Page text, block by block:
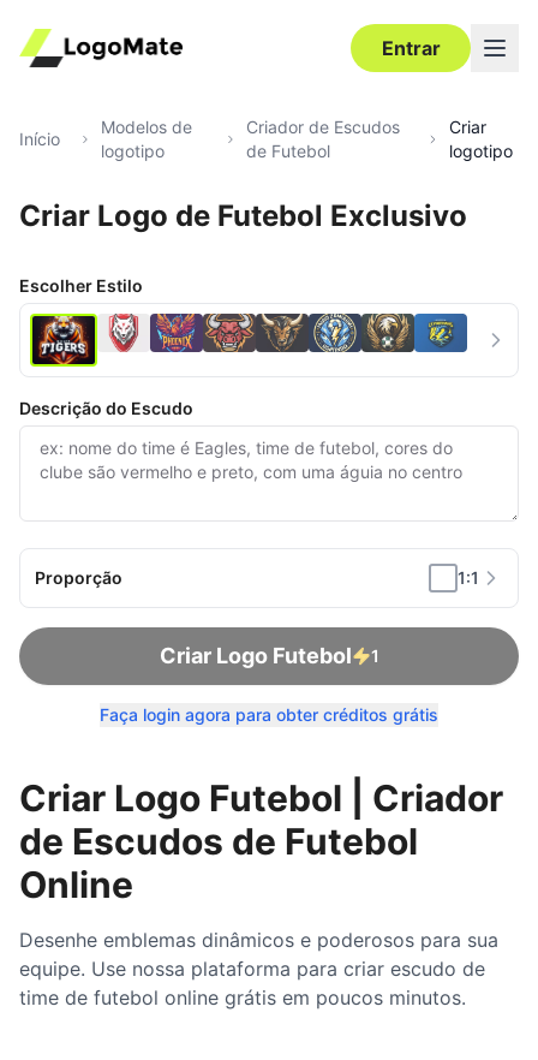
Entrar
Início
Modelos de
logotipo
Criador de Escudos
de Futebol
Criar
logotipo
Criar Logo de Futebol Exclusivo
Ultra‑HD Editar
Escolher Estilo
Descrição do Escudo
Proporção 1:1
Criar Logo Futebol 1
Faça login agora para obter créditos grátis
Criar Logo Futebol | Criador
de Escudos de Futebol
Online
Desenhe emblemas dinâmicos e poderosos para sua
equipe. Use nossa plataforma para criar escudo de
time de futebol online grátis em poucos minutos.